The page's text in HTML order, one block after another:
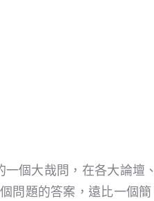
個大哉問，在各大論壇、
問題的答案，遠比一個簡